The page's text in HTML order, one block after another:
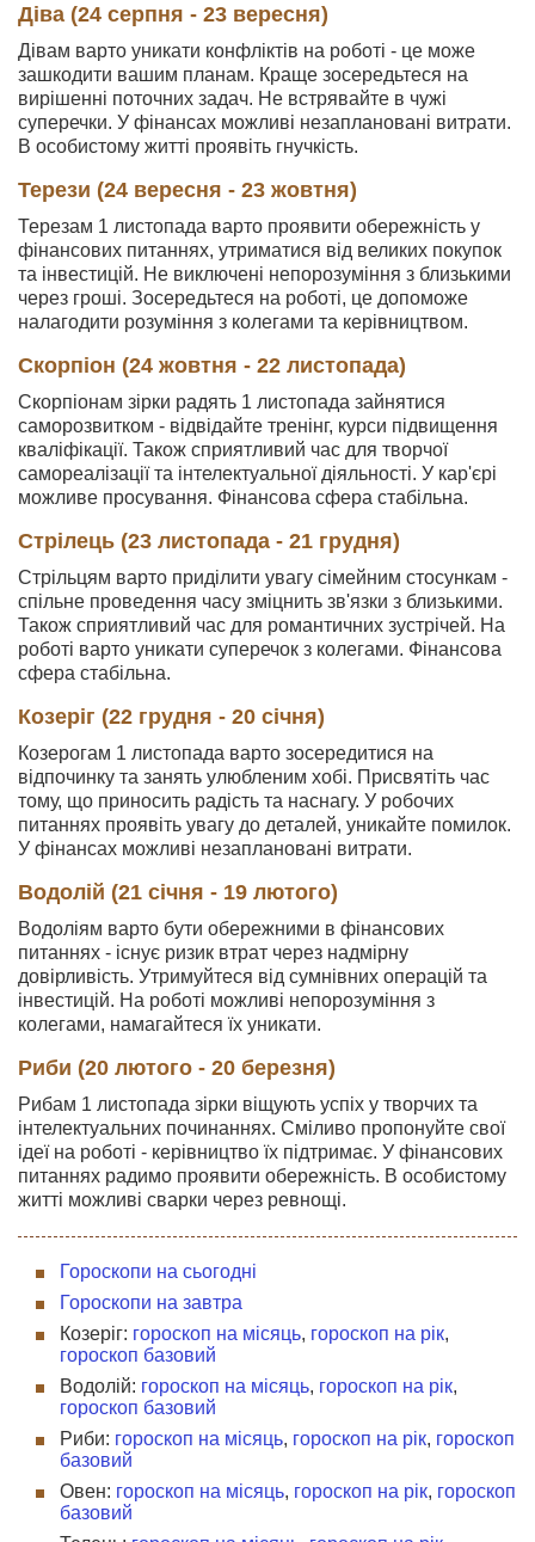
Діва (24 серпня - 23 вересня)
Дівам варто уникати конфліктів на роботі - це може
зашкодити вашим планам. Краще зосередьтеся на
вирішенні поточних задач. Не встрявайте в чужі
суперечки. У фінансах можливі незаплановані витрати.
В особистому житті проявіть гнучкість.
Терези (24 вересня - 23 жовтня)
Терезам 1 листопада варто проявити обережність у
фінансових питаннях, утриматися від великих покупок
та інвестицій. Не виключені непорозуміння з близькими
через гроші. Зосередьтеся на роботі, це допоможе
налагодити розуміння з колегами та керівництвом.
Скорпіон (24 жовтня - 22 листопада)
Скорпіонам зірки радять 1 листопада зайнятися
саморозвитком - відвідайте тренінг, курси підвищення
кваліфікації. Також сприятливий час для творчої
самореалізації та інтелектуальної діяльності. У кар'єрі
можливе просування. Фінансова сфера стабільна.
Стрілець (23 листопада - 21 грудня)
Стрільцям варто приділити увагу сімейним стосункам -
спільне проведення часу зміцнить зв'язки з близькими.
Також сприятливий час для романтичних зустрічей. На
роботі варто уникати суперечок з колегами. Фінансова
сфера стабільна.
Козеріг (22 грудня - 20 січня)
Козерогам 1 листопада варто зосередитися на
відпочинку та занять улюбленим хобі. Присвятіть час
тому, що приносить радість та наснагу. У робочих
питаннях проявіть увагу до деталей, уникайте помилок.
У фінансах можливі незаплановані витрати.
Водолій (21 січня - 19 лютого)
Водоліям варто бути обережними в фінансових
питаннях - існує ризик втрат через надмірну
довірливість. Утримуйтеся від сумнівних операцій та
інвестицій. На роботі можливі непорозуміння з
колегами, намагайтеся їх уникати.
Риби (20 лютого - 20 березня)
Рибам 1 листопада зірки віщують успіх у творчих та
інтелектуальних починаннях. Сміливо пропонуйте свої
ідеї на роботі - керівництво їх підтримає. У фінансових
питаннях радимо проявити обережність. В особистому
житті можливі сварки через ревнощі.
Гороскопи на сьогодні
Гороскопи на завтра
Козеріг: гороскоп на місяць, гороскоп на рік,
гороскоп базовий
Водолій: гороскоп на місяць, гороскоп на рік,
гороскоп базовий
Риби: гороскоп на місяць, гороскоп на рік, гороскоп
базовий
Овен: гороскоп на місяць, гороскоп на рік, гороскоп
базовий